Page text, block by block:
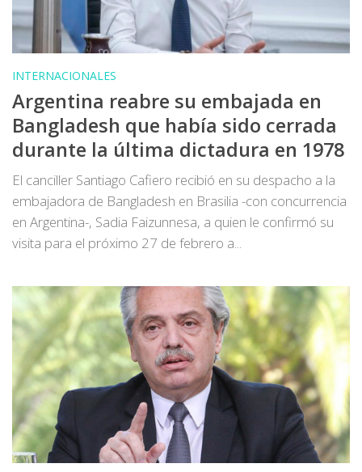
INTERNACIONALES
Argentina reabre su embajada en
Bangladesh que había sido cerrada
durante la última dictadura en 1978
El canciller Santiago Cafiero recibió en su despacho a la
embajadora de Bangladesh en Brasilia -con concurrencia
en Argentina-, Sadia Faizunnesa, a quien le confirmó su
visita para el próximo 27 de febrero a...